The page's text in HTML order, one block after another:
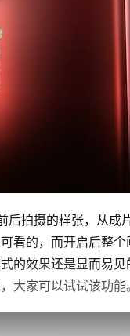
拍摄的样张，从成
看的，而开启后整
的效果还是显而易
大家可以试试该功能。